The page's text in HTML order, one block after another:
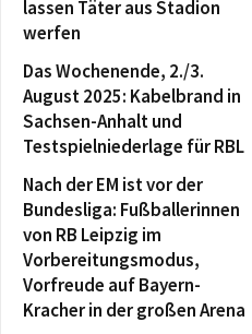
lassen Täter aus Stadion
werfen
Das Wochenende, 2./3.
August 2025: Kabelbrand in
Sachsen-Anhalt und
Testspielniederlage für RBL
Nach der EM ist vor der
Bundesliga: Fußballerinnen
von RB Leipzig im
Vorbereitungsmodus,
Vorfreude auf Bayern-
Kracher in der großen Arena